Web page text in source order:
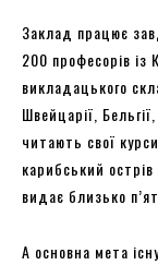
Заклад працює
200 професорів
викладацького
Швейцарії,
читають свої
карибський
видає близько
А основна мета